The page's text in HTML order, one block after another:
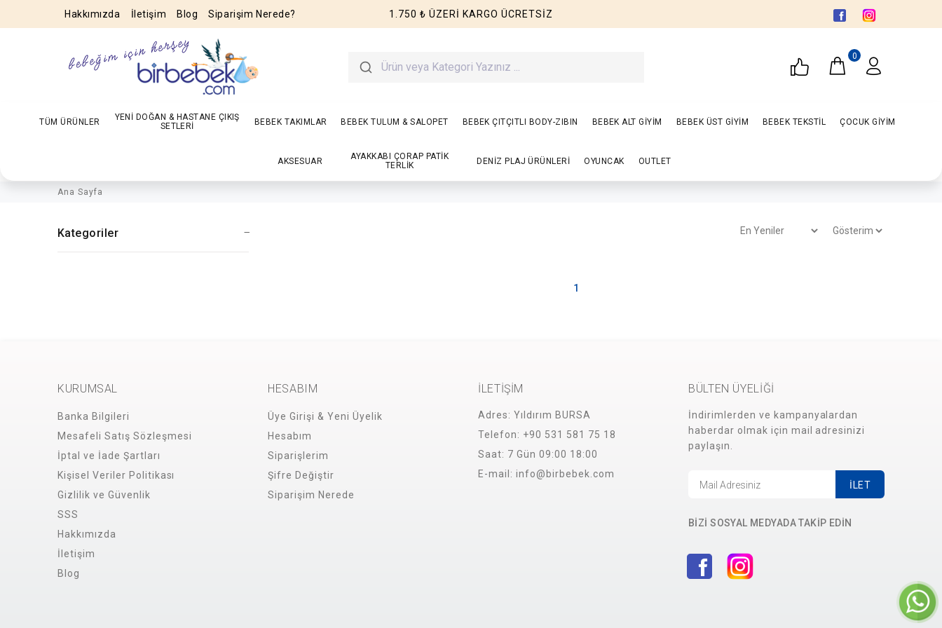
Hakkımızda İletişim Blog Siparişim Nerede? 1.750 ₺ ÜZERİ KARGO ÜCRETSİZ
0
TÜM ÜRÜNLER
YENİ DOĞAN & HASTANE ÇIKIŞ
SETLERİ
BEBEK TAKIMLAR BEBEK TULUM & SALOPET BEBEK ÇITÇITLI BODY-ZIBIN BEBEK ALT GİYİM BEBEK ÜST GİYİM BEBEK TEKSTİL ÇOCUK GİYİM
AKSESUAR
AYAKKABI ÇORAP PATİK
TERLİK
DENİZ PLAJ ÜRÜNLERİ OYUNCAK OUTLET
Ana Sayfa
Kategoriler
1
KURUMSAL
Banka Bilgileri
Mesafeli Satış Sözleşmesi
İptal ve İade Şartları
Kişisel Veriler Politikası
Gizlilik ve Güvenlik
SSS
Hakkımızda
İletişim
Blog
HESABIM
Üye Girişi & Yeni Üyelik
Hesabım
Siparişlerim
Şifre Değiştir
Siparişim Nerede
İLETİŞİM
Adres: Yıldırım BURSA
Telefon: +90 531 581 75 18
Saat: 7 Gün 09:00 18:00
E-mail: info@birbebek.com
BÜLTEN ÜYELİĞİ
İndirimlerden ve kampanyalardan
haberdar olmak için mail adresinizi
paylaşın.
İLET
BİZİ SOSYAL MEDYADA TAKİP EDİN